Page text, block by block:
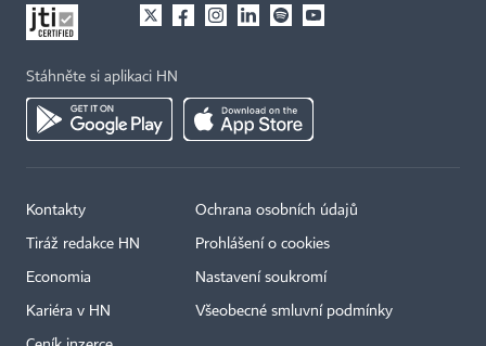
Stáhněte si aplikaci HN
Kontakty
Tiráž redakce HN
Economia
Kariéra v HN
Ochrana osobních údajů
Prohlášení o cookies
Nastavení soukromí
Všeobecné smluvní podmínky